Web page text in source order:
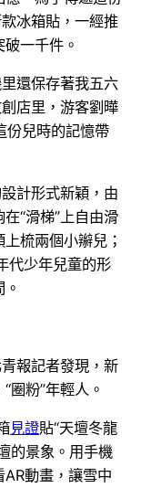
冰箱貼，一經推
一千件。
里還保存著我五六
創店里，游客劉曄
份兒時的記憶帶
計形式新穎，由
“滑梯”上自由滑
梳兩個小辮兒；
代少年兒童的形
報記者發現，新
圈粉”年輕人。
見證貼“天壇冬龍
的景象。用手機
動畫，讓雪中